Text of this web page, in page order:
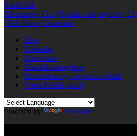
KinkClub
Bilstrupvej 13 a (P-plads ved jægervej 12)
7800 Skive, Danmark
Blog
Kalender
Min konto
Handelsbetingelser
Persondata og privatlivs politik
Vores Fetlife profil
Powered by
Translate